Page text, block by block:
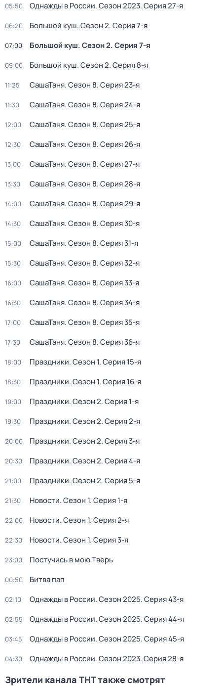
05:50 Однажды в России. Сезон 2023. Серия 27-я
06:20 Большой куш. Сезон 2. Серия 7-я
07:00 Большой куш. Сезон 2. Серия 7-я
09:00 Большой куш. Сезон 2. Серия 8-я
11:25 СашаТаня. Сезон 8. Серия 23-я
11:30 СашаТаня. Сезон 8. Серия 24-я
12:00 СашаТаня. Сезон 8. Серия 25-я
12:30 СашаТаня. Сезон 8. Серия 26-я
13:00 СашаТаня. Сезон 8. Серия 27-я
13:30 СашаТаня. Сезон 8. Серия 28-я
14:00 СашаТаня. Сезон 8. Серия 29-я
14:30 СашаТаня. Сезон 8. Серия 30-я
15:00 СашаТаня. Сезон 8. Серия 31-я
15:30 СашаТаня. Сезон 8. Серия 32-я
16:00 СашаТаня. Сезон 8. Серия 33-я
16:30 СашаТаня. Сезон 8. Серия 34-я
17:00 СашаТаня. Сезон 8. Серия 35-я
17:30 СашаТаня. Сезон 8. Серия 36-я
18:00 Праздники. Сезон 1. Серия 15-я
18:30 Праздники. Сезон 1. Серия 16-я
19:00 Праздники. Сезон 2. Серия 1-я
19:30 Праздники. Сезон 2. Серия 2-я
20:00 Праздники. Сезон 2. Серия 3-я
20:30 Праздники. Сезон 2. Серия 4-я
21:00 Праздники. Сезон 2. Серия 5-я
21:30 Новости. Сезон 1. Серия 1-я
22:00 Новости. Сезон 1. Серия 2-я
22:30 Новости. Сезон 1. Серия 3-я
23:00 Постучись в мою Тверь
00:50 Битва пап
02:10 Однажды в России. Сезон 2025. Серия 43-я
02:55 Однажды в России. Сезон 2025. Серия 44-я
03:45 Однажды в России. Сезон 2025. Серия 45-я
04:30 Однажды в России. Сезон 2023. Серия 28-я
Зрители канала ТНТ также смотрят